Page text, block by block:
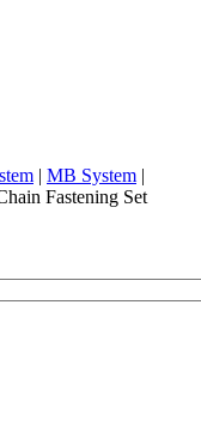
| MB System |
Fastening Set